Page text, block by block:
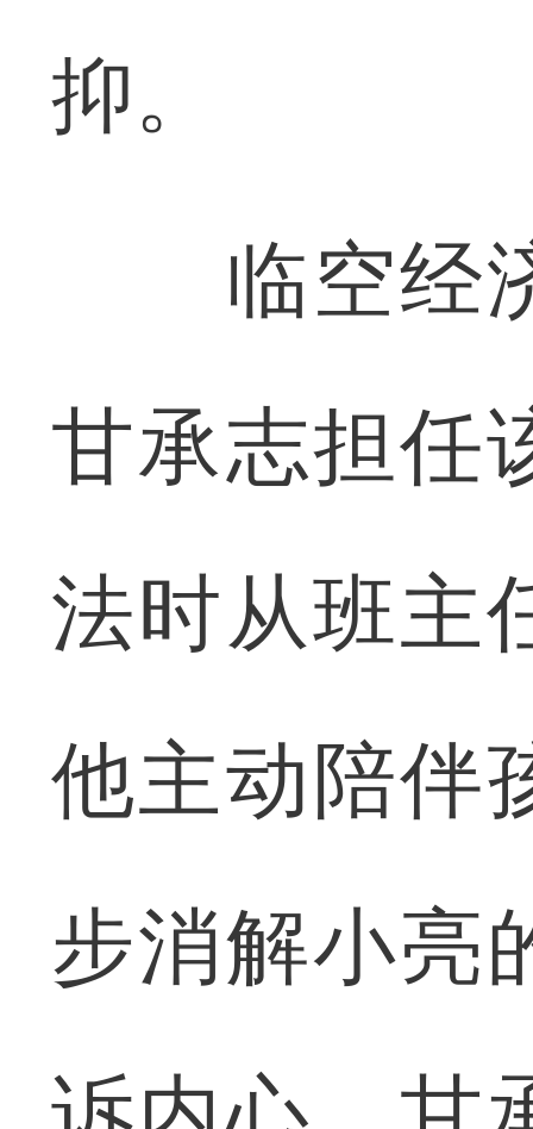
抑。
临空经济
甘承志担任
法时从班主
他主动陪伴
步消解小亮